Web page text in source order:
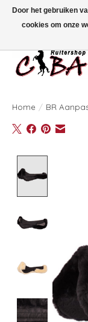
Bij vragen kan u ons
Ambachtstraat 22 A,
Home / BR
Door het gebruiken
cookies om onze